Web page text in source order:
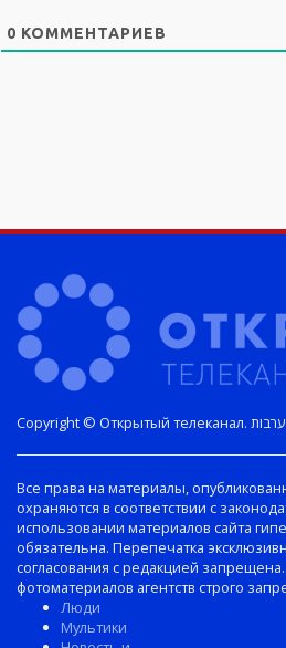
0 КОММЕНТАРИЕВ
Все права на материалы,
охраняются в соответствии с
использовании материалов сайта
обязательна. Перепечатка
согласования с редакцией
фотоматериалов агентств строго
Люди
Мультики